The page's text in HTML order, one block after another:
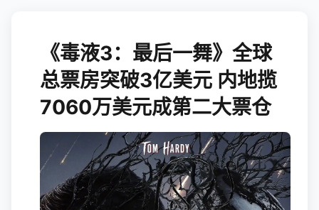
《毒液3：最后一舞》全球
总票房突破3亿美元 内地揽
7060万美元成第二大票仓